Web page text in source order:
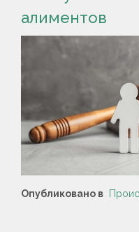
алиментов
Опубликовано в